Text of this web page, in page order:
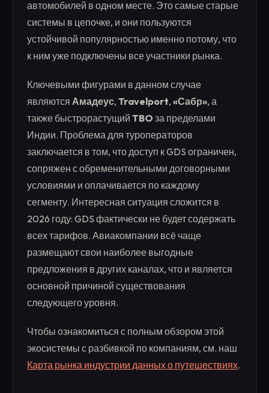
автомобилей в одном месте. Это самые старые
системы в цепочке, и они пользуются
устойчивой популярностью именно потому, что
к ним уже подключены все участники рынка.
Ключевыми фигурами в данном случае
являются Амадеус, Travelport, «Сабр», а
также быстрорастущий TBO за пределами
Индии. Проблема для туроператоров
заключается в том, что доступ к GDS ограничен,
сопряжен с обременительными договорными
условиями и оплачивается по каждому
сегменту. Интересная ситуация сложится в
2026 году: GDS фактически не будет содержать
всех тарифов. Авиакомпании всё чаще
размещают свои наиболее выгодные
предложения в других каналах, что и является
основной причиной существования
следующего уровня.
Чтобы ознакомиться с полным обзором этой
экосистемы с разбивкой по компаниям, см. наш
Карта рынка индустрии данных о путешествиях.